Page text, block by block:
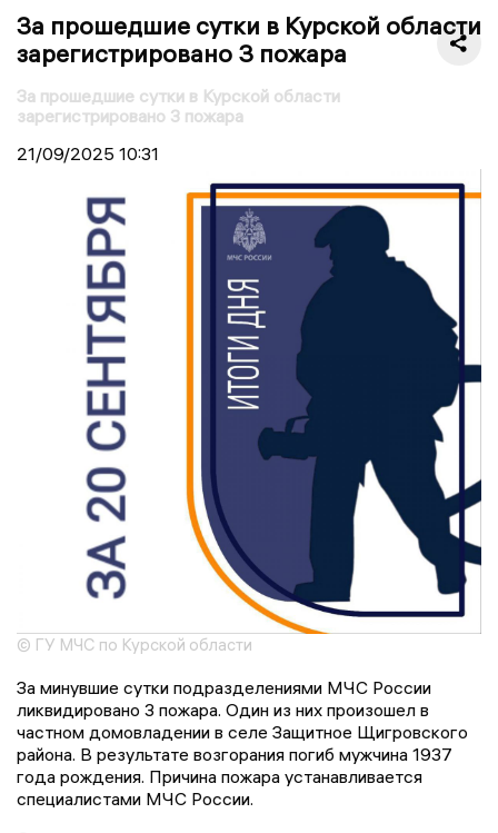
За прошедшие сутки в Курской области
зарегистрировано 3 пожара
За прошедшие сутки в Курской области
зарегистрировано 3 пожара
21/09/2025 10:31
© ГУ МЧС по Курской области
За минувшие сутки подразделениями МЧС России
ликвидировано 3 пожара. Один из них произошел в
частном домовладении в селе Защитное Щигровского
района. В результате возгорания погиб мужчина 1937
года рождения. Причина пожара устанавливается
специалистами МЧС России.